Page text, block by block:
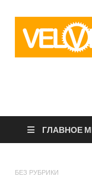
ГЛАВНОЕ
БЕЗ РУБРИКИ